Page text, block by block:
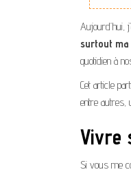
Aujourd’hui,
surtout ma
quotidien à
Cet article
entre autres,
Vivre
Si vous me